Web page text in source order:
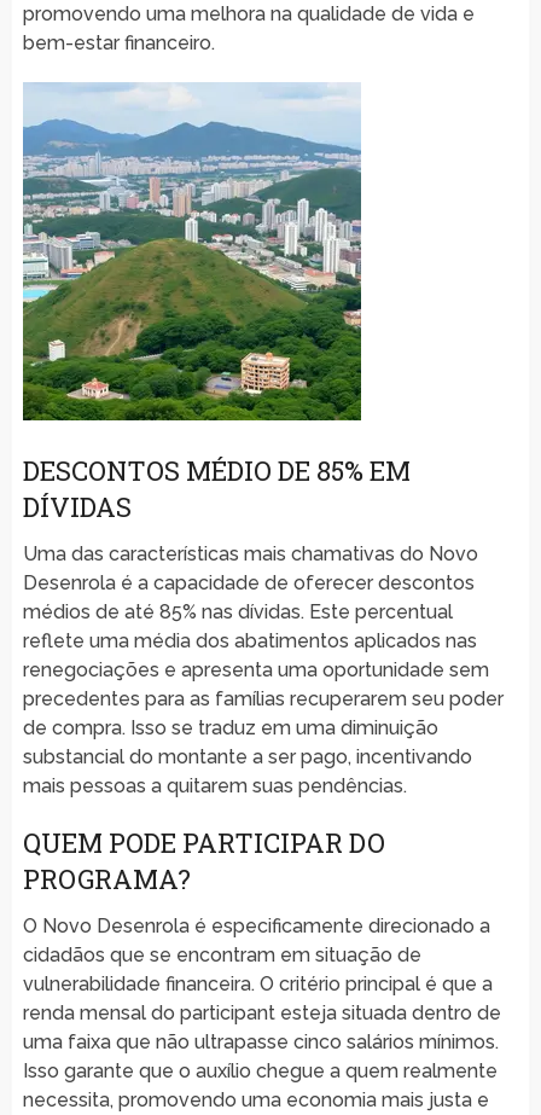
promovendo uma melhora na qualidade de vida e
bem-estar financeiro.
DESCONTOS MÉDIO DE 85% EM
DÍVIDAS
Uma das características mais chamativas do Novo
Desenrola é a capacidade de oferecer descontos
médios de até 85% nas dívidas. Este percentual
reflete uma média dos abatimentos aplicados nas
renegociações e apresenta uma oportunidade sem
precedentes para as famílias recuperarem seu poder
de compra. Isso se traduz em uma diminuição
substancial do montante a ser pago, incentivando
mais pessoas a quitarem suas pendências.
QUEM PODE PARTICIPAR DO
PROGRAMA?
O Novo Desenrola é especificamente direcionado a
cidadãos que se encontram em situação de
vulnerabilidade financeira. O critério principal é que a
renda mensal do participant esteja situada dentro de
uma faixa que não ultrapasse cinco salários mínimos.
Isso garante que o auxílio chegue a quem realmente
necessita, promovendo uma economia mais justa e